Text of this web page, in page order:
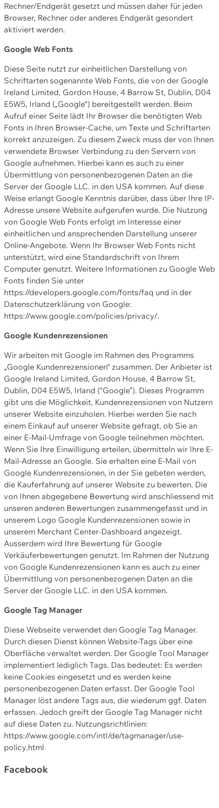
Rechner/Endgerät gesetzt und müssen daher für jeden
Browser, Rechner oder anderes Endgerät gesondert
aktiviert werden.
Google Web Fonts
Diese Seite nutzt zur einheitlichen Darstellung von
Schriftarten sogenannte Web Fonts, die von der Google
Ireland Limited, Gordon House, 4 Barrow St, Dublin, D04
E5W5, Irland („Google“) bereitgestellt werden. Beim
Aufruf einer Seite lädt Ihr Browser die benötigten Web
Fonts in Ihren Browser-Cache, um Texte und Schriftarten
korrekt anzuzeigen. Zu diesem Zweck muss der von Ihnen
verwendete Browser Verbindung zu den Servern von
Google aufnehmen. Hierbei kann es auch zu einer
Übermittlung von personenbezogenen Daten an die
Server der Google LLC. in den USA kommen. Auf diese
Weise erlangt Google Kenntnis darüber, dass über Ihre IP-
Adresse unsere Website aufgerufen wurde. Die Nutzung
von Google Web Fonts erfolgt im Interesse einer
einheitlichen und ansprechenden Darstellung unserer
Online-Angebote. Wenn Ihr Browser Web Fonts nicht
unterstützt, wird eine Standardschrift von Ihrem
Computer genutzt. Weitere Informationen zu Google Web
Fonts finden Sie unter
https://developers.google.com/fonts/faq und in der
Datenschutzerklärung von Google:
https://www.google.com/policies/privacy/.
Google Kundenrezensionen
Wir arbeiten mit Google im Rahmen des Programms
„Google Kundenrezensionen“ zusammen. Der Anbieter ist
Google Ireland Limited, Gordon House, 4 Barrow St,
Dublin, D04 E5W5, Irland (“Google”). Dieses Programm
gibt uns die Möglichkeit, Kundenrezensionen von Nutzern
unserer Website einzuholen. Hierbei werden Sie nach
einem Einkauf auf unserer Website gefragt, ob Sie an
einer E-Mail-Umfrage von Google teilnehmen möchten.
Wenn Sie Ihre Einwilligung erteilen, übermitteln wir Ihre E-
Mail-Adresse an Google. Sie erhalten eine E-Mail von
Google Kundenrezensionen, in der Sie gebeten werden,
die Kauferfahrung auf unserer Website zu bewerten. Die
von Ihnen abgegebene Bewertung wird anschliessend mit
unseren anderen Bewertungen zusammengefasst und in
unserem Logo Google Kundenrezensionen sowie in
unserem Merchant Center-Dashboard angezeigt.
Ausserdem wird Ihre Bewertung für Google
Verkäuferbewertungen genutzt. Im Rahmen der Nutzung
von Google Kundenrezensionen kann es auch zu einer
Übermittlung von personenbezogenen Daten an die
Server der Google LLC. in den USA kommen.
Google Tag Manager
Diese Webseite verwendet den Google Tag Manager.
Durch diesen Dienst können Website-Tags über eine
Oberfläche verwaltet werden. Der Google Tool Manager
implementiert lediglich Tags. Das bedeutet: Es werden
keine Cookies eingesetzt und es werden keine
personenbezogenen Daten erfasst. Der Google Tool
Manager löst andere Tags aus, die wiederum ggf. Daten
erfassen. Jedoch greift der Google Tag Manager nicht
auf diese Daten zu. Nutzungsrichtlinien:
https://www.google.com/intl/de/tagmanager/use-
policy.html
Facebook